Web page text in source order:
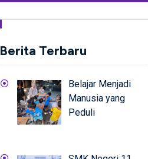
Berita Terbaru
Belajar Menjadi
Manusia yang
Peduli